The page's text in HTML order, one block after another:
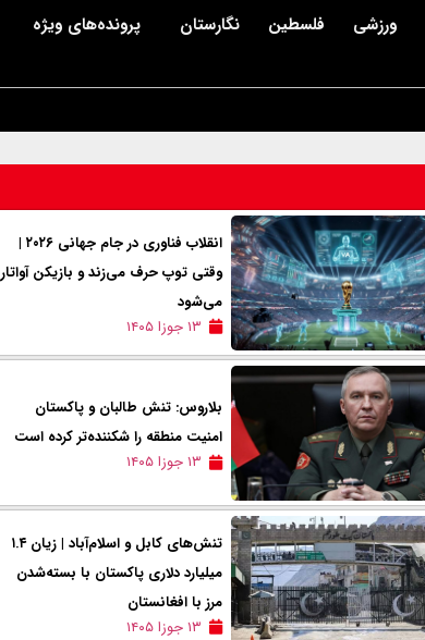
ورزشی فلسطین نگارستان پرونده‌های ویژه
انقلاب فناوری در جام جهانی ۲۰۲۶ |
وقتی توپ حرف می‌زند و بازیکن آواتار
می‌شود
۱۳ جوزا ۱۴۰۵
بلاروس: تنش طالبان و پاکستان
امنیت منطقه را شکننده‌تر کرده است
۱۳ جوزا ۱۴۰۵
تنش‌های کابل و اسلام‌آباد | زیان ۱.۴
میلیارد دلاری پاکستان با بسته‌شدن
مرز با افغانستان
۱۳ جوزا ۱۴۰۵